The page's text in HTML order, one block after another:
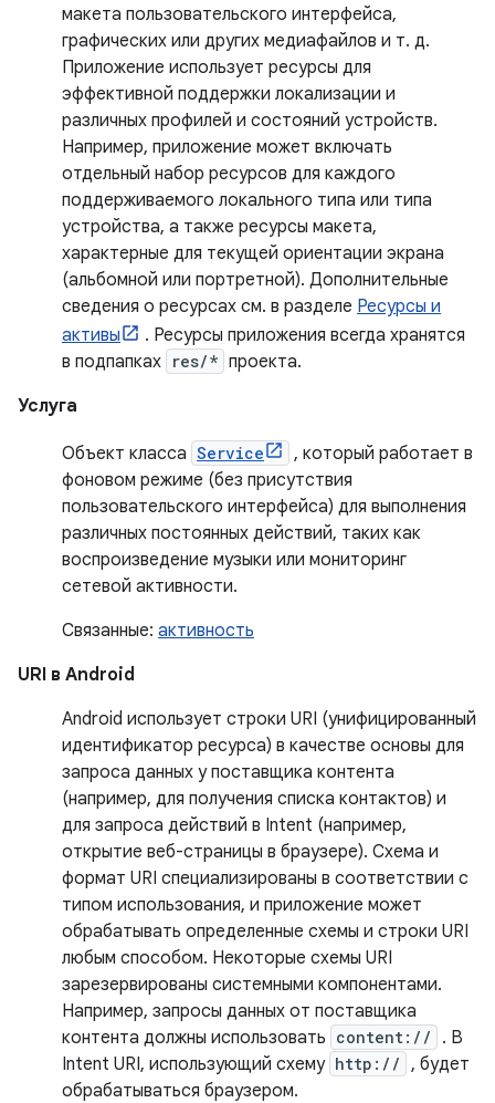
макета пользовательского интерфейса,
графических или других медиафайлов и т. д.
Приложение использует ресурсы для
эффективной поддержки локализации и
различных профилей и состояний устройств.
Например, приложение может включать
отдельный набор ресурсов для каждого
поддерживаемого локального типа или типа
устройства, а также ресурсы макета,
характерные для текущей ориентации экрана
(альбомной или портретной). Дополнительные
сведения о ресурсах см. в разделе Ресурсы и
активы
. Ресурсы приложения всегда хранятся
в подпапках res/* проекта.
Услуга
Объект класса Service
, который работает в
фоновом режиме (без присутствия
пользовательского интерфейса) для выполнения
различных постоянных действий, таких как
воспроизведение музыки или мониторинг
сетевой активности.
Связанные: активность
URI в Android
Android использует строки URI (унифицированный
идентификатор ресурса) в качестве основы для
запроса данных у поставщика контента
(например, для получения списка контактов) и
для запроса действий в Intent (например,
открытие веб-страницы в браузере). Схема и
формат URI специализированы в соответствии с
типом использования, и приложение может
обрабатывать определенные схемы и строки URI
любым способом. Некоторые схемы URI
зарезервированы системными компонентами.
Например, запросы данных от поставщика
контента должны использовать content://
. В
Intent URI, использующий схему http:// , будет
обрабатываться браузером.